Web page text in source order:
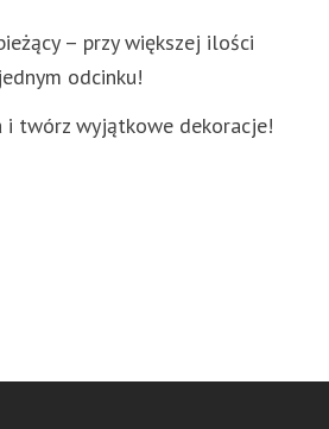
– przy większej ilości
odcinku!
i twórz wyjątkowe dekoracje!